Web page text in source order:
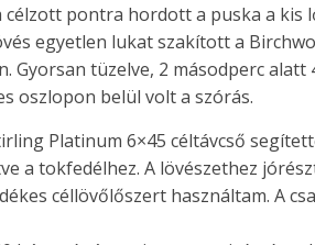
célzott pontra hordott a puska a kis
egyetlen lukat szakított a
Gyorsan tüzelve, 2 másodperc alatt
oszlopon belül volt a szórás.
Platinum 6×45 céltávcső
a tokfedélhez. A lövészethez
céllövőlőszert használtam. A